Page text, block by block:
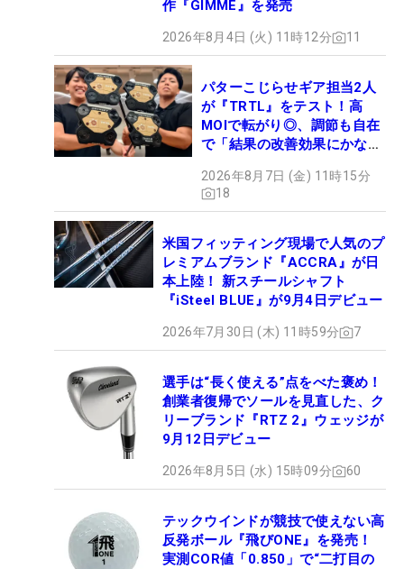
作『GIMME』を発売
2026年8月4日 (火) 11時12分 11
パターこじらせギア担当2人
が『TRTL』をテスト！高
MOIで転がり◎、調節も自在
で「結果の改善効果にかなり
2026年8月7日 (金) 11時15分
18
米国フィッティング現場で人気のプ
レミアムブランド『ACCRA』が日
本上陸！ 新スチールシャフト
『iSteel BLUE』が9月4日デビュー
2026年7月30日 (木) 11時59分 7
選手は“長く使える”点をべた褒め！
創業者復帰でソールを見直した、ク
リーブランド『RTZ 2』ウェッジが
9月12日デビュー
2026年8月5日 (水) 15時09分 60
テックウインドが競技で使えない高
反発ボール『飛びONE』を発売！
実測COR値「0.850」で“二打目の